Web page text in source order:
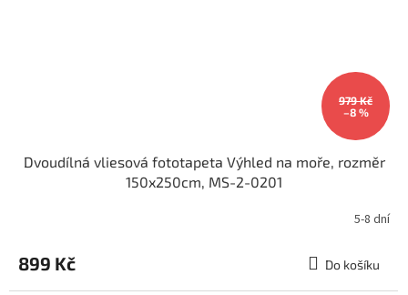
979 Kč
–8 %
Dvoudílná vliesová fototapeta Výhled na moře, rozměr
150x250cm, MS-2-0201
5-8 dní
899 Kč Do košíku